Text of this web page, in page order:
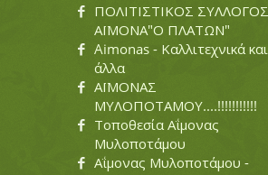
ΠΟΛΙΤΙΣΤΙΚΟΣ ΣΥΛΛΟΓΟΣ
ΑΪΜΟΝΑ"Ο ΠΛΑΤΩΝ"
Aimonas - Καλλιτεχνικά και
άλλα
ΑΪΜΟΝΑΣ
ΜΥΛΟΠΟΤΑΜΟΥ....!!!!!!!!!!!
Τοποθεσία Αΐμονας
Μυλοποτάμου
Αΐμονας Μυλοποτάμου -